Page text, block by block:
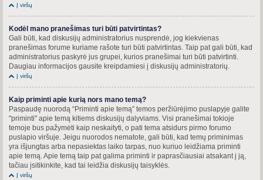
Į viršų
Kodėl mano pranešimas turi būti patvirtintas?
Gali būti, kad diskusijų administratorius nusprendė, jog kiekvienas
pranešimas forume kuriame rašote turi būti patvirtintas. Taip pat gali būti, kad
administratorius paskyrė jus grupei, kurios pranešimai turi būti patvirtinti.
Daugiau informacijos gausite kreipdamiesi į diskusijų administratorių.
Į viršų
Kaip priminti apie kurią nors mano temą?
Paspaudę nuorodą “Priminti apie temą” temos peržiūrėjimo puslapyje galite
"priminti" apie temą kitiems diskusijų dalyviams. Visi pranešimai tokioje
temoje bus pažymėti kaip neskaityti, o pati tema atsidurs pirmo forumo
puslapio viršuje. Jeigu nuorodos nematote, gali būti, kad temų priminimas
yra išjungtas arba nepasiektas laiko tarpas, nuo kuriuo leidžiama priminti
apie temą. Apie temą taip pat galima priminti ir paprasčiausiai atsakant į ją,
tačiau įsitikinkite, kad tai leidžia diskusijų taisyklės.
Į viršų